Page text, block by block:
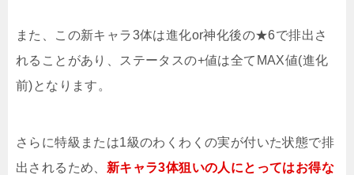
また、この新キャラ3体は進化or神化後の★6で排出さ
れることがあり、ステータスの+値は全てMAX値(進化
前)となります。
さらに特級または1級のわくわくの実が付いた状態で排
出されるため、 新キャラ3体狙いの人にとってはお得な